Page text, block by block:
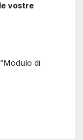
vostre
di